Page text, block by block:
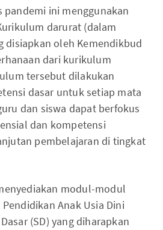
ini menggunakan
darurat (dalam
disiapkan oleh Kemendikbud
dari kurikulum
tersebut dilakukan
dasar untuk setiap mata
dan siswa dapat berfokus
dan kompetensi
pembelajaran di tingkat
modul-modul
Anak Usia Dini
(SD) yang diharapkan